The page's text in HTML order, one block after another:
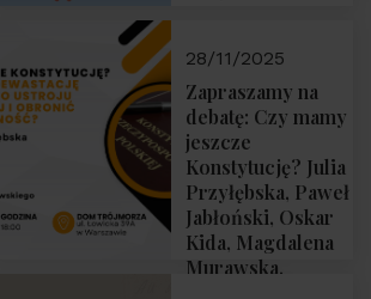
28/11/2025
Zapraszamy na
debatę: Czy mamy
jeszcze
Konstytucję? Julia
Przyłębska, Paweł
Jabłoński, Oskar
Kida, Magdalena
Murawska,